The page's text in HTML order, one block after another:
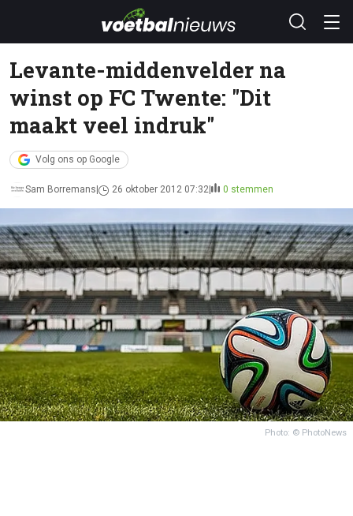
Levante-middenvelder na
winst op FC Twente: "Dit
maakt veel indruk"
Volg ons op Google
Sam Borremans 26 oktober 2012 07:32 0 stemmen
Photo: © PhotoNews